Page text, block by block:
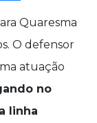
Quaresma
O defensor
atuação
no
linha